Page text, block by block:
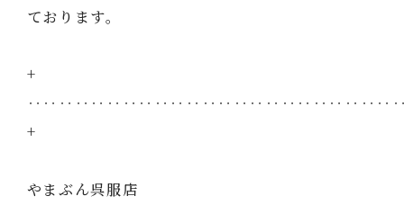
ております。
+
+
やまぶん呉服店